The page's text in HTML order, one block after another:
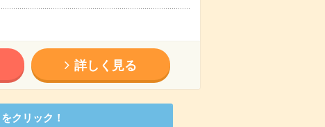
詳しく見る
クリック！